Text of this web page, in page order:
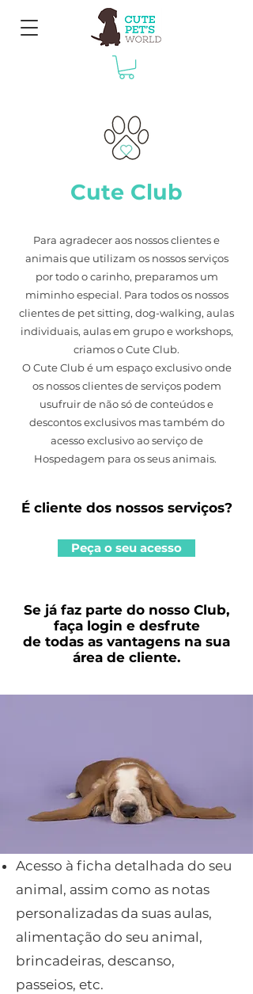
Cute Club
Para agradecer aos nossos clientes e
animais que utilizam os nossos serviços
por todo o carinho, preparamos um
miminho especial. Para todos os nossos
clientes de pet sitting, dog-walking, aulas
individuais, aulas em grupo e workshops,
criamos o Cute Club.
O Cute Club é um espaço exclusivo onde
os nossos clientes de serviços podem
usufruir de não só de conteúdos e
descontos exclusivos mas também do
acesso exclusivo ao serviço de
Hospedagem para os seus animais.
É cliente dos nossos serviços?
Peça o seu acesso
Se já faz parte do nosso Club,
faça login e desfrute
de todas as vantagens na sua
área de cliente.
Acesso à ficha detalhada do seu
animal, assim como as notas
personalizadas da suas aulas,
alimentação do seu animal,
brincadeiras, descanso,
passeios, etc.